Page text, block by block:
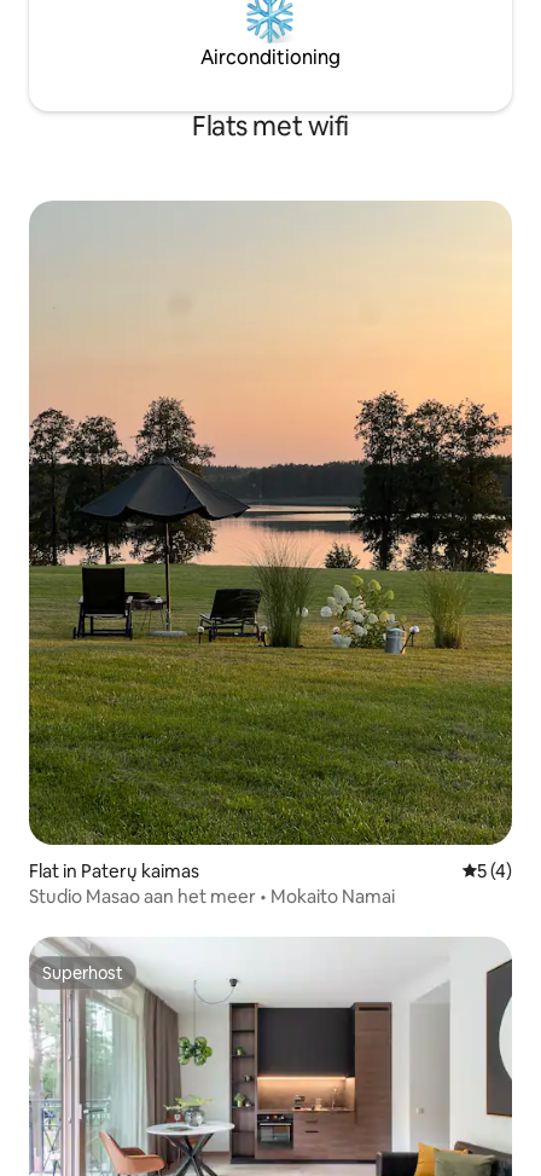
Airconditioning
Flats met wifi
Flat in Paterų kaimas
5 (4)
Studio Masao aan het meer • Mokaito Namai
Superhost
Superhost